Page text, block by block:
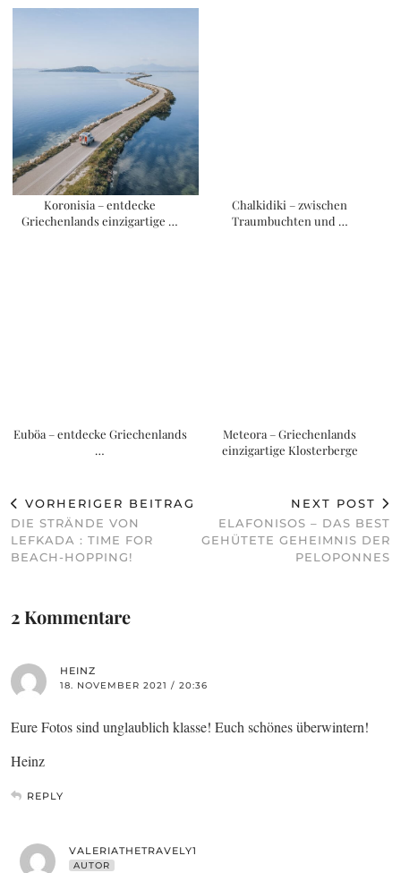
Koronisia – entdecke
Griechenlands einzigartige …
Chalkidiki – zwischen
Traumbuchten und …
Euböa – entdecke Griechenlands
…
Meteora – Griechenlands
einzigartige Klosterberge
VORHERIGER BEITRAG
DIE STRÄNDE VON
LEFKADA : TIME FOR
BEACH-HOPPING!
NEXT POST
ELAFONISOS – DAS BEST
GEHÜTETE GEHEIMNIS DER
PELOPONNES
2 Kommentare
HEINZ
18. NOVEMBER 2021 / 20:36
Eure Fotos sind unglaublich klasse! Euch schönes überwintern!
Heinz
REPLY
VALERIATHETRAVELY1
AUTOR